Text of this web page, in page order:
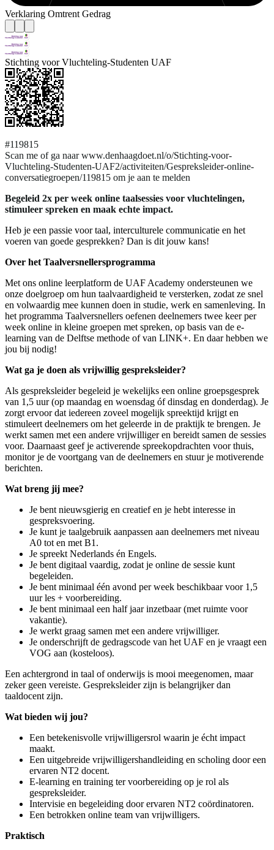
Verklaring Omtrent Gedrag
Stichting voor Vluchteling-Studenten UAF
#119815
Scan me of ga naar www.denhaagdoet.nl/o/Stichting-voor-
Vluchteling-Studenten-UAF2/activiteiten/Gespreksleider-online-
conversatiegroepen/119815 om je aan te melden
Begeleid 2x per week online taalsessies voor vluchtelingen,
stimuleer spreken en maak echte impact.
Heb je een passie voor taal, interculturele communicatie en het
voeren van goede gesprekken? Dan is dit jouw kans!
Over het Taalversnellersprogramma
Met ons online leerplatform de UAF Academy ondersteunen we
onze doelgroep om hun taalvaardigheid te versterken, zodat ze snel
en volwaardig mee kunnen doen in studie, werk en samenleving. In
het programma Taalversnellers oefenen deelnemers twee keer per
week online in kleine groepen met spreken, op basis van de e-
learning van de Delftse methode of van LINK+. En daar hebben we
jou bij nodig!
Wat ga je doen als vrijwillig gespreksleider?
Als gespreksleider begeleid je wekelijks een online groepsgesprek
van 1,5 uur (op maandag en woensdag óf dinsdag en donderdag). Je
zorgt ervoor dat iedereen zoveel mogelijk spreektijd krijgt en
stimuleert deelnemers om het geleerde in de praktijk te brengen. Je
werkt samen met een andere vrijwilliger en bereidt samen de sessies
voor. Daarnaast geef je activerende spreekopdrachten voor thuis,
monitor je de voortgang van de deelnemers en stuur je motiverende
berichten.
Wat breng jij mee?
Je bent nieuwsgierig en creatief en je hebt interesse in
gespreksvoering.
Je kunt je taalgebruik aanpassen aan deelnemers met niveau
A0 tot en met B1.
Je spreekt Nederlands én Engels.
Je bent digitaal vaardig, zodat je online de sessie kunt
begeleiden.
Je bent minimaal één avond per week beschikbaar voor 1,5
uur les + voorbereiding.
Je bent minimaal een half jaar inzetbaar (met ruimte voor
vakantie).
Je werkt graag samen met een andere vrijwilliger.
Je onderschrijft de gedragscode van het UAF en je vraagt een
VOG aan (kosteloos).
Een achtergrond in taal of onderwijs is mooi meegenomen, maar
zeker geen vereiste. Gespreksleider zijn is belangrijker dan
taaldocent zijn.
Wat bieden wij jou?
Een betekenisvolle vrijwilligersrol waarin je écht impact
maakt.
Een uitgebreide vrijwilligershandleiding en scholing door een
ervaren NT2 docent.
E-learning en training ter voorbereiding op je rol als
gespreksleider.
Intervisie en begeleiding door ervaren NT2 coördinatoren.
Een betrokken online team van vrijwilligers.
Praktisch